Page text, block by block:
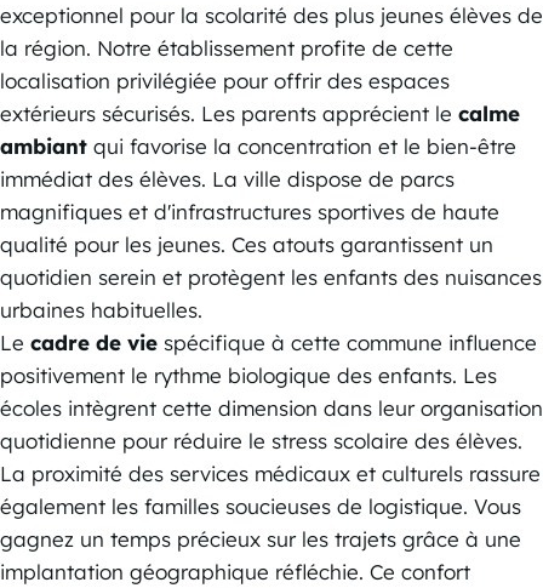
exceptionnel pour la scolarité des plus jeunes élèves de
la région. Notre établissement profite de cette
localisation privilégiée pour offrir des espaces
extérieurs sécurisés. Les parents apprécient le calme
ambiant qui favorise la concentration et le bien-être
immédiat des élèves. La ville dispose de parcs
magnifiques et d'infrastructures sportives de haute
qualité pour les jeunes. Ces atouts garantissent un
quotidien serein et protègent les enfants des nuisances
urbaines habituelles.
Le cadre de vie spécifique à cette commune influence
positivement le rythme biologique des enfants. Les
écoles intègrent cette dimension dans leur organisation
quotidienne pour réduire le stress scolaire des élèves.
La proximité des services médicaux et culturels rassure
également les familles soucieuses de logistique. Vous
gagnez un temps précieux sur les trajets grâce à une
implantation géographique réfléchie. Ce confort